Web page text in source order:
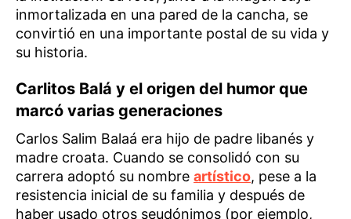
inmortalizada en una pared de la cancha, se
convirtió en una importante postal de su vida y
su historia.
Carlitos Balá y el origen del humor que
marcó varias generaciones
Carlos Salim Balaá era hijo de padre libanés y
madre croata. Cuando se consolidó con su
carrera adoptó su nombre artístico, pese a la
resistencia inicial de su familia y después de
haber usado otros seudónimos (por ejemplo,